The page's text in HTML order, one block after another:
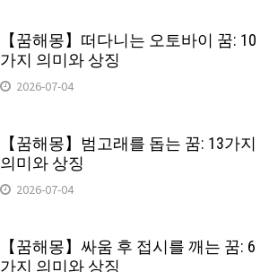
【꿈해몽】떠다니는 오토바이 꿈: 10
가지 의미와 상징
2026-07-04
【꿈해몽】범고래를 돕는 꿈: 13가지
의미와 상징
2026-07-04
【꿈해몽】싸움 후 접시를 깨는 꿈: 6
가지 의미와 상징